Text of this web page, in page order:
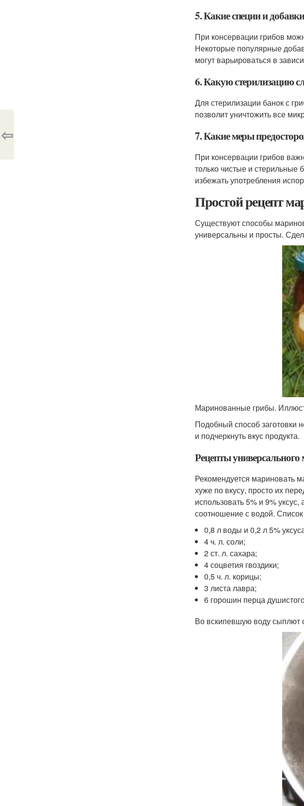
5. Какие специи и
При консервации грибов
Некоторые популярные
могут варьироваться в
6. Какую стерилизацию
Для стерилизации банок с
позволит уничтожить все
7. Какие меры
При консервации грибов
только чистые и стерильные
избежать употребления
Простой рецепт
Существуют способы
универсальны и просты.
Маринованные грибы.
Подобный способ заготовки
и подчеркнуть вкус продукта.
Рецепты
Рекомендуется мариновать
хуже по вкусу, просто их
использовать 5% и 9%
соотношение с водой.
0,8 л воды и 0,2 л 5%
4 ч. л. соли;
2 ст. л. сахара;
4 соцветия гвоздики;
0,5 ч. л. корицы;
3 листа лавра;
6 горошин перца
Во вскипевшую воду сыплют
⇦